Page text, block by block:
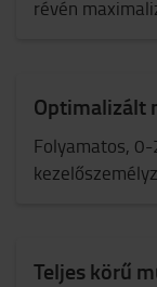
révén
Optimalizált
Folyamatos,
Teljes körű